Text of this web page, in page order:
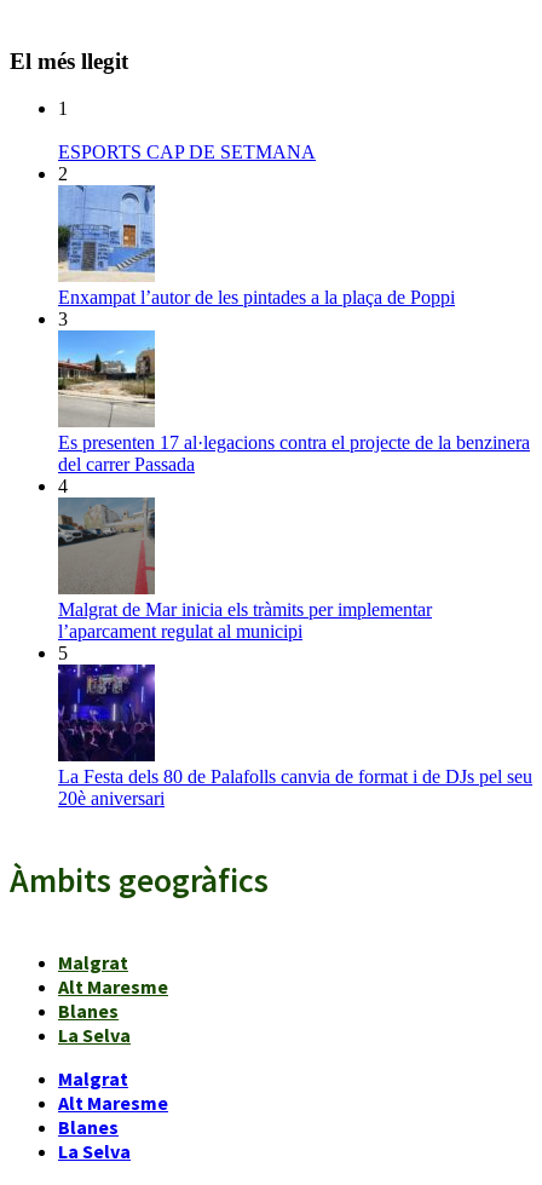
El més llegit
1
ESPORTS CAP DE SETMANA
2
Enxampat l’autor de les pintades a la plaça de Poppi
3
Es presenten 17 al·legacions contra el projecte de la benzinera
del carrer Passada
4
Malgrat de Mar inicia els tràmits per implementar
l’aparcament regulat al municipi
5
La Festa dels 80 de Palafolls canvia de format i de DJs pel seu
20è aniversari
Àmbits geogràfics
Malgrat
Alt Maresme
Blanes
La Selva
Malgrat
Alt Maresme
Blanes
La Selva